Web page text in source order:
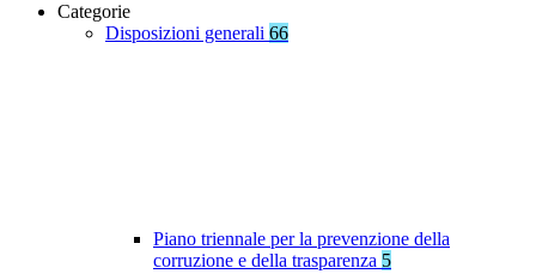
Categorie
Disposizioni generali 66
Piano triennale per la prevenzione della
corruzione e della trasparenza 5